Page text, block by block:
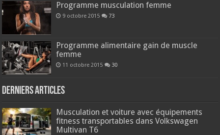
Programme musculation femme
9 octobre 2015 73
Programme alimentaire gain de muscle
femme
11 octobre 2015 30
Derniers articles
Musculation et voiture avec équipements
fitness transportables dans Volkswagen
Multivan T6